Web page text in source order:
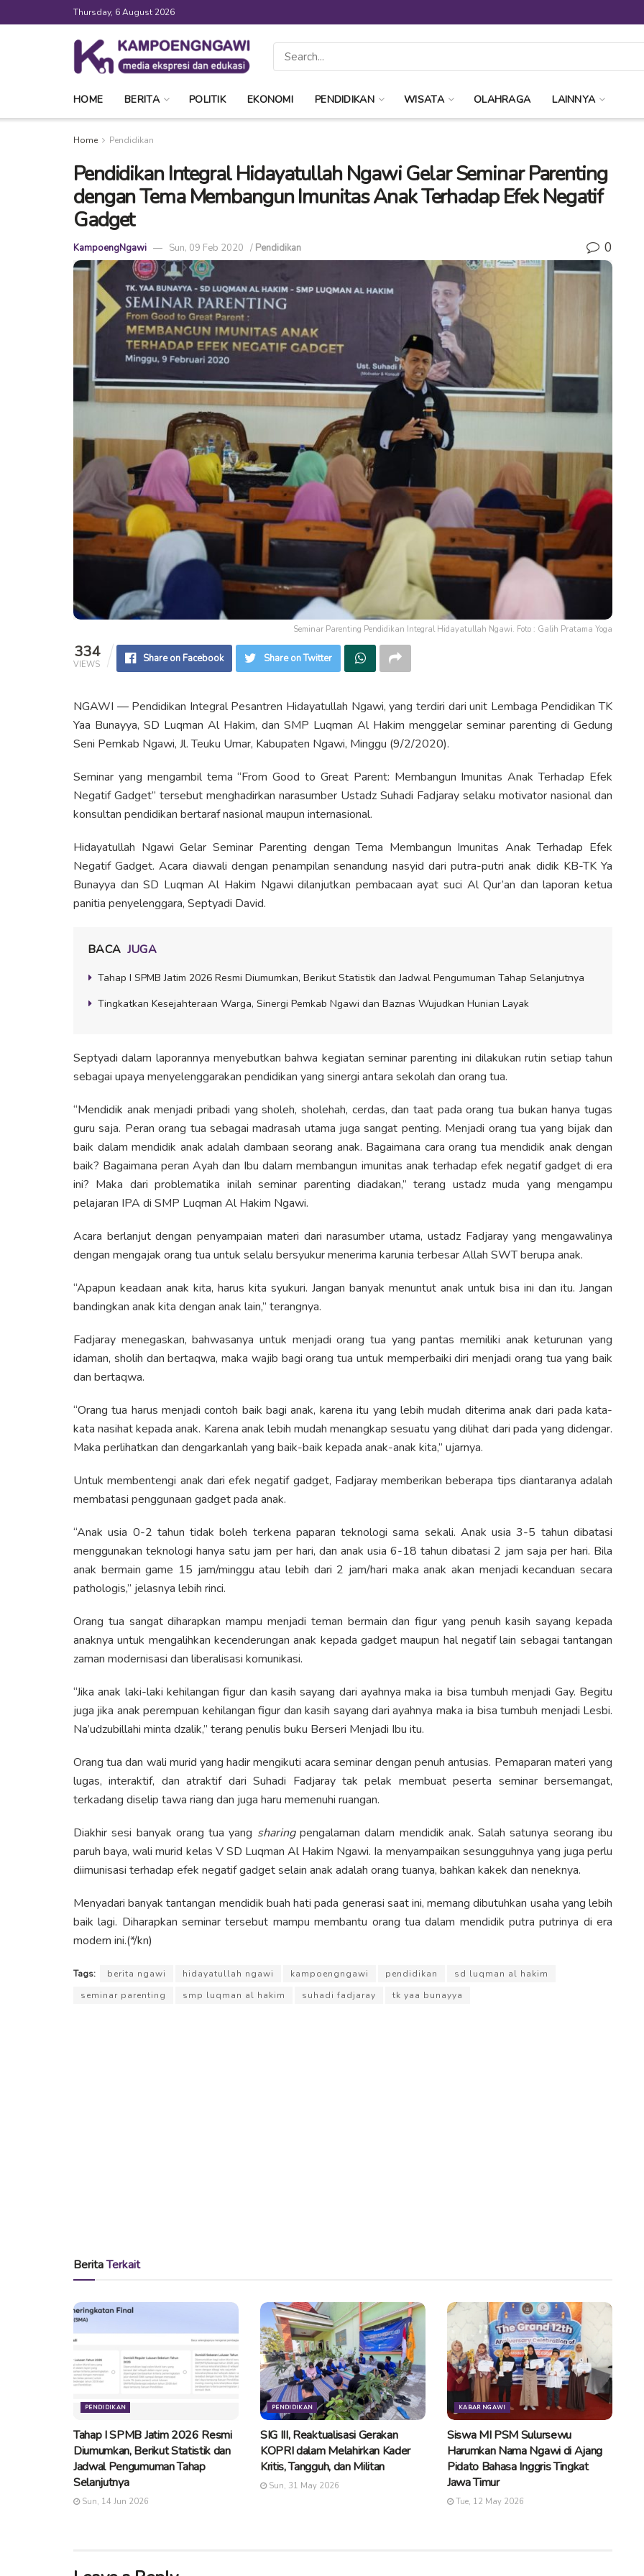
Thursday, 6 August 2026
HOME BERITA POLITIK EKONOMI PENDIDIKAN WISATA OLAHRAGA LAINNYA
Home Pendidikan
Pendidikan Integral Hidayatullah Ngawi Gelar Seminar Parenting
dengan Tema Membangun Imunitas Anak Terhadap Efek Negatif
Gadget
KampoengNgawi Sun, 09 Feb 2020 / Pendidikan 0
Seminar Parenting Pendidikan Integral Hidayatullah Ngawi. Foto : Galih Pratama Yoga
334
VIEWS Share on Facebook Share on Twitter
NGAWI — Pendidikan Integral Pesantren Hidayatullah Ngawi, yang terdiri dari unit Lembaga Pendidikan TK
Yaa Bunayya, SD Luqman Al Hakim, dan SMP Luqman Al Hakim menggelar seminar parenting di Gedung
Seni Pemkab Ngawi, Jl. Teuku Umar, Kabupaten Ngawi, Minggu (9/2/2020).
Seminar yang mengambil tema “From Good to Great Parent: Membangun Imunitas Anak Terhadap Efek
Negatif Gadget” tersebut menghadirkan narasumber Ustadz Suhadi Fadjaray selaku motivator nasional dan
konsultan pendidikan bertaraf nasional maupun internasional.
Hidayatullah Ngawi Gelar Seminar Parenting dengan Tema Membangun Imunitas Anak Terhadap Efek
Negatif Gadget. Acara diawali dengan penampilan senandung nasyid dari putra-putri anak didik KB-TK Ya
Bunayya dan SD Luqman Al Hakim Ngawi dilanjutkan pembacaan ayat suci Al Qur’an dan laporan ketua
panitia penyelenggara, Septyadi David.
BACA JUGA
Tahap I SPMB Jatim 2026 Resmi Diumumkan, Berikut Statistik dan Jadwal Pengumuman Tahap Selanjutnya
Tingkatkan Kesejahteraan Warga, Sinergi Pemkab Ngawi dan Baznas Wujudkan Hunian Layak
Septyadi dalam laporannya menyebutkan bahwa kegiatan seminar parenting ini dilakukan rutin setiap tahun
sebagai upaya menyelenggarakan pendidikan yang sinergi antara sekolah dan orang tua.
“Mendidik anak menjadi pribadi yang sholeh, sholehah, cerdas, dan taat pada orang tua bukan hanya tugas
guru saja. Peran orang tua sebagai madrasah utama juga sangat penting. Menjadi orang tua yang bijak dan
baik dalam mendidik anak adalah dambaan seorang anak. Bagaimana cara orang tua mendidik anak dengan
baik? Bagaimana peran Ayah dan Ibu dalam membangun imunitas anak terhadap efek negatif gadget di era
ini? Maka dari problematika inilah seminar parenting diadakan,” terang ustadz muda yang mengampu
pelajaran IPA di SMP Luqman Al Hakim Ngawi.
Acara berlanjut dengan penyampaian materi dari narasumber utama, ustadz Fadjaray yang mengawalinya
dengan mengajak orang tua untuk selalu bersyukur menerima karunia terbesar Allah SWT berupa anak.
“Apapun keadaan anak kita, harus kita syukuri. Jangan banyak menuntut anak untuk bisa ini dan itu. Jangan
bandingkan anak kita dengan anak lain,” terangnya.
Fadjaray menegaskan, bahwasanya untuk menjadi orang tua yang pantas memiliki anak keturunan yang
idaman, sholih dan bertaqwa, maka wajib bagi orang tua untuk memperbaiki diri menjadi orang tua yang baik
dan bertaqwa.
“Orang tua harus menjadi contoh baik bagi anak, karena itu yang lebih mudah diterima anak dari pada kata-
kata nasihat kepada anak. Karena anak lebih mudah menangkap sesuatu yang dilihat dari pada yang didengar.
Maka perlihatkan dan dengarkanlah yang baik-baik kepada anak-anak kita,” ujarnya.
Untuk membentengi anak dari efek negatif gadget, Fadjaray memberikan beberapa tips diantaranya adalah
membatasi penggunaan gadget pada anak.
“Anak usia 0-2 tahun tidak boleh terkena paparan teknologi sama sekali. Anak usia 3-5 tahun dibatasi
menggunakan teknologi hanya satu jam per hari, dan anak usia 6-18 tahun dibatasi 2 jam saja per hari. Bila
anak bermain game 15 jam/minggu atau lebih dari 2 jam/hari maka anak akan menjadi kecanduan secara
pathologis,” jelasnya lebih rinci.
Orang tua sangat diharapkan mampu menjadi teman bermain dan figur yang penuh kasih sayang kepada
anaknya untuk mengalihkan kecenderungan anak kepada gadget maupun hal negatif lain sebagai tantangan
zaman modernisasi dan liberalisasi komunikasi.
“Jika anak laki-laki kehilangan figur dan kasih sayang dari ayahnya maka ia bisa tumbuh menjadi Gay. Begitu
juga jika anak perempuan kehilangan figur dan kasih sayang dari ayahnya maka ia bisa tumbuh menjadi Lesbi.
Na’udzubillahi minta dzalik,” terang penulis buku Berseri Menjadi Ibu itu.
Orang tua dan wali murid yang hadir mengikuti acara seminar dengan penuh antusias. Pemaparan materi yang
lugas, interaktif, dan atraktif dari Suhadi Fadjaray tak pelak membuat peserta seminar bersemangat,
terkadang diselip tawa riang dan juga haru memenuhi ruangan.
Diakhir sesi banyak orang tua yang sharingpengalaman dalam mendidik anak. Salah satunya seorang ibu
paruh baya, wali murid kelas V SD Luqman Al Hakim Ngawi. Ia menyampaikan sesungguhnya yang juga perlu
diimunisasi terhadap efek negatif gadget selain anak adalah orang tuanya, bahkan kakek dan neneknya.
Menyadari banyak tantangan mendidik buah hati pada generasi saat ini, memang dibutuhkan usaha yang lebih
baik lagi. Diharapkan seminar tersebut mampu membantu orang tua dalam mendidik putra putrinya di era
modern ini.(*/kn)
Tags: berita ngawi hidayatullah ngawi kampoengngawi pendidikan
sd luqman al hakim
seminar parenting
smp luqman al hakim suhadi fadjaray tk yaa bunayya
BeritaTerkait
PENDIDIKAN
Tahap I SPMB Jatim 2026 Resmi
Diumumkan, Berikut Statistik dan
Jadwal Pengumuman Tahap
Selanjutnya
Sun, 14 Jun 2026
PENDIDIKAN
SIG III, Reaktualisasi Gerakan
KOPRI dalam Melahirkan Kader
Kritis, Tangguh, dan Militan
Sun, 31 May 2026
KABAR NGAWI
Siswa MI PSM Sulursewu
Harumkan Nama Ngawi di Ajang
Pidato Bahasa Inggris Tingkat
Jawa Timur
Tue, 12 May 2026